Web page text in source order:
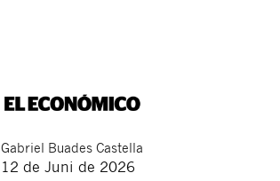
Gabriel Buades Castella
12 de Juni de 2026